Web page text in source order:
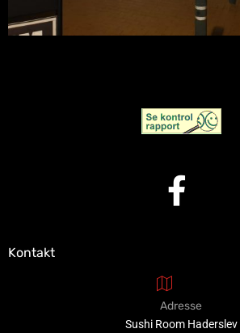
Kontakt
Adresse
Sushi Room Haderslev